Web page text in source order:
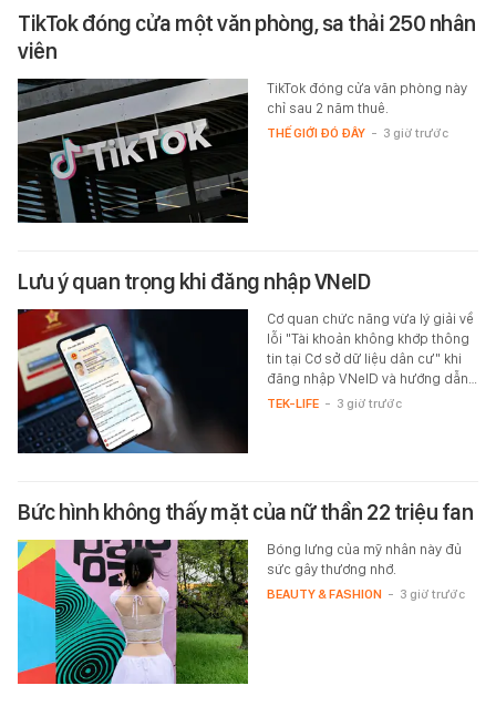
TikTok đóng cửa một văn phòng, sa thải 250 nhân
viên
TikTok đóng cửa văn phòng này
chỉ sau 2 năm thuê.
THẾ GIỚI ĐÓ ĐÂY - 3 giờ trước
Lưu ý quan trọng khi đăng nhập VNeID
Cơ quan chức năng vừa lý giải về
lỗi "Tài khoản không khớp thông
tin tại Cơ sở dữ liệu dân cư" khi
đăng nhập VNeID và hướng dẫn…
TEK-LIFE - 3 giờ trước
Bức hình không thấy mặt của nữ thần 22 triệu fan
Bóng lưng của mỹ nhân này đủ
sức gây thương nhớ.
BEAUTY & FASHION - 3 giờ trước